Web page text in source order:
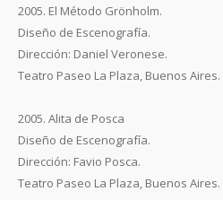
2005. El Método Grönholm.
Diseño de Escenografía.
Dirección: Daniel Veronese.
Teatro Paseo La Plaza, Buenos Aires.
2005. Alita de Posca
Diseño de Escenografía.
Dirección: Favio Posca.
Teatro Paseo La Plaza, Buenos Aires.